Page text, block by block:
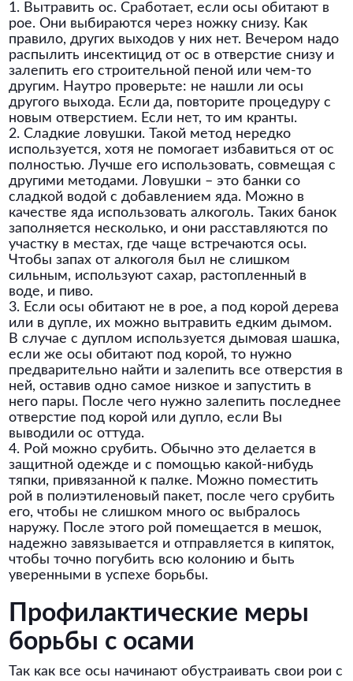
1. Вытравить ос. Сработает, если осы обитают в
рое. Они выбираются через ножку снизу. Как
правило, других выходов у них нет. Вечером надо
распылить инсектицид от ос в отверстие снизу и
залепить его строительной пеной или чем-то
другим. Наутро проверьте: не нашли ли осы
другого выхода. Если да, повторите процедуру с
новым отверстием. Если нет, то им кранты.
2. Сладкие ловушки. Такой метод нередко
используется, хотя не помогает избавиться от ос
полностью. Лучше его использовать, совмещая с
другими методами. Ловушки – это банки со
сладкой водой с добавлением яда. Можно в
качестве яда использовать алкоголь. Таких банок
заполняется несколько, и они расставляются по
участку в местах, где чаще встречаются осы.
Чтобы запах от алкоголя был не слишком
сильным, используют сахар, растопленный в
воде, и пиво.
3. Если осы обитают не в рое, а под корой дерева
или в дупле, их можно вытравить едким дымом.
В случае с дуплом используется дымовая шашка,
если же осы обитают под корой, то нужно
предварительно найти и залепить все отверстия в
ней, оставив одно самое низкое и запустить в
него пары. После чего нужно залепить последнее
отверстие под корой или дупло, если Вы
выводили ос оттуда.
4. Рой можно срубить. Обычно это делается в
защитной одежде и с помощью какой-нибудь
тяпки, привязанной к палке. Можно поместить
рой в полиэтиленовый пакет, после чего срубить
его, чтобы не слишком много ос выбралось
наружу. После этого рой помещается в мешок,
надежно завязывается и отправляется в кипяток,
чтобы точно погубить всю колонию и быть
уверенными в успехе борьбы.
Профилактические меры
борьбы с осами
Так как все осы начинают обустраивать свои рои с